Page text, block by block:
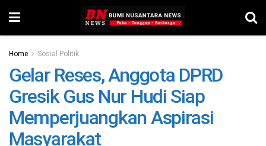
Home Sosial Politik
Gelar Reses, Anggota DPRD
Gresik Gus Nur Hudi Siap
Memperjuangkan Aspirasi
Masyarakat